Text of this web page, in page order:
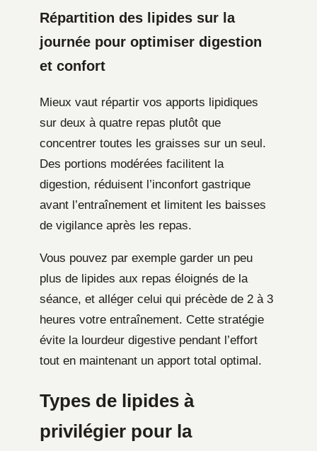
Répartition des lipides sur la
journée pour optimiser digestion
et confort
Mieux vaut répartir vos apports lipidiques
sur deux à quatre repas plutôt que
concentrer toutes les graisses sur un seul.
Des portions modérées facilitent la
digestion, réduisent l’inconfort gastrique
avant l’entraînement et limitent les baisses
de vigilance après les repas.
Vous pouvez par exemple garder un peu
plus de lipides aux repas éloignés de la
séance, et alléger celui qui précède de 2 à 3
heures votre entraînement. Cette stratégie
évite la lourdeur digestive pendant l’effort
tout en maintenant un apport total optimal.
Types de lipides à
privilégier pour la